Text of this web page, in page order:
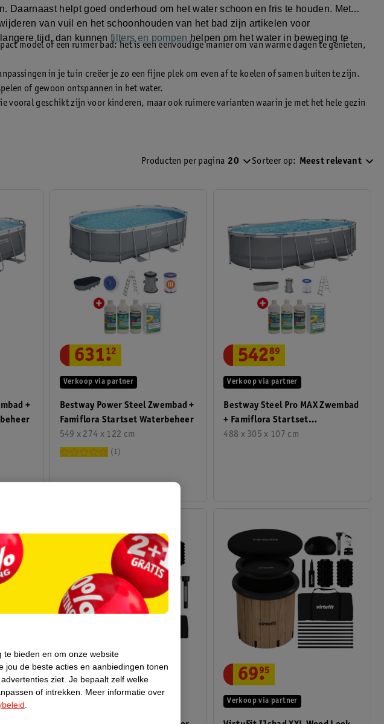
helpt goed onderhoud om het water schoon en fris te houden. Met
van vuil en het schoonhouden van het bad zijn artikelen voor
tijd, dan kunnenfilters en pompen helpen om het water in beweging te
model of een ruimer bad: het is een eenvoudige manier om van warme dagen te genieten,
in je tuin creëer je zo een fijne plek om even af te koelen of samen buiten te zijn.
of gewoon ontspannen in het water.
geschikt zijn voor kinderen, maar ook ruimere varianten waarin je met het hele gezin
Producten per pagina 20 Sorteer op: Meest relevant
+
Bestway Power Steel Zwembad +
Famiflora Startset Waterbeheer
549 x 274 x 122 cm
Verkoop via partner
631.
12
1
Bestway Steel Pro MAX Zwembad
+ Famiflora Startset
Waterbeheer
488 x 305 x 107 cm
Verkoop via partner
542.
89
99.
95
Verkoop via partner
69.
95
te bieden en om onze website
jou de beste acties en aanbiedingen tonen
ziet. Je bepaalt zelf welke
of intrekken.
Meer informatie over